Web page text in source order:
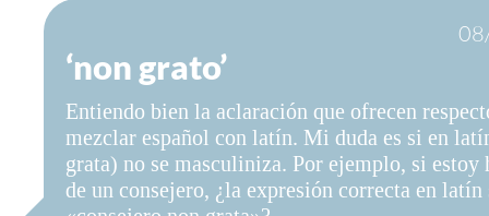
SOBRE LA FUNDÉURAE
FundéuRAE es una fundación patrocinada por la
y la Real Academia Española, cuyo objetivo es
el buen uso del español en los medios de
Internet.
‘non grato’
Entiendo bien la aclaración que ofrecen
mezclar español con latín. Mi duda es si en
grata) no se masculiniza. Por ejemplo, si estoy
de un consejero, ¿la expresión correcta en latín